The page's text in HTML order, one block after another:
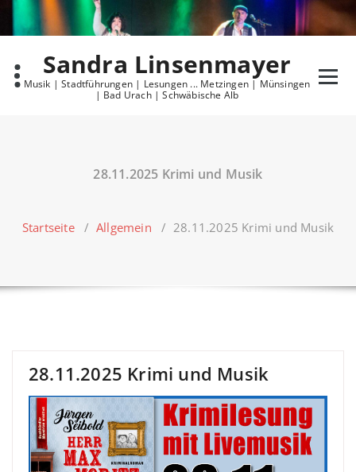
content
Sandra Linsenmayer
Musik | Stadtführungen | Lesungen ... Metzingen | Münsingen
| Bad Urach | Schwäbische Alb
28.11.2025 Krimi und Musik
Startseite/ Allgemein / 28.11.2025 Krimi und Musik
28.11.2025 Krimi und Musik